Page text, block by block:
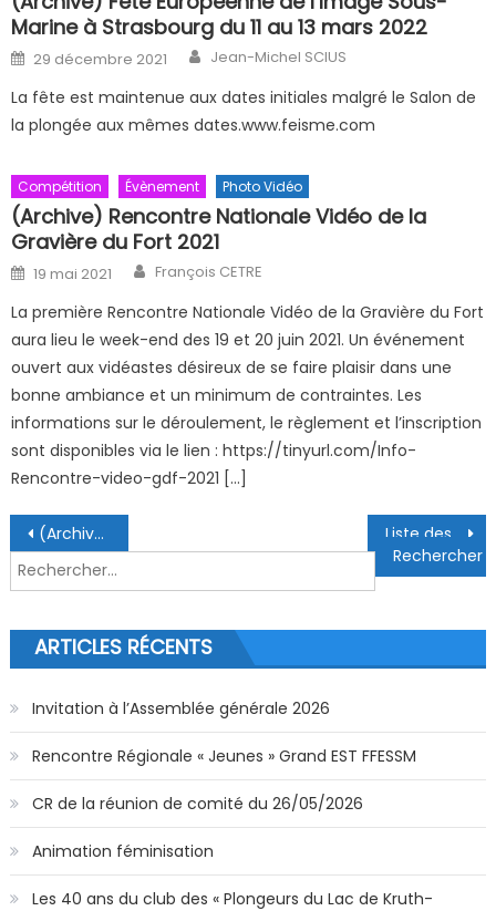
Marine à Strasbourg du 11 au 13 mars 2022
Posted on
29 décembre 2021 Author
Jean-Michel SCIUS
La fête est maintenue aux dates initiales malgré le Salon de
la plongée aux mêmes dates.www.feisme.com
Compétition Évènement Photo Vidéo
(Archive) Rencontre Nationale Vidéo de la
Gravière du Fort 2021
Posted on
19 mai 2021 Author
François CETRE
La première Rencontre Nationale Vidéo de la Gravière du Fort
aura lieu le week-end des 19 et 20 juin 2021. Un événement
ouvert aux vidéastes désireux de se faire plaisir dans une
bonne ambiance et un minimum de contraintes. Les
informations sur le déroulement, le règlement et l’inscription
sont disponibles via le lien : https://tinyurl.com/Info-
Rencontre-video-gdf-2021 […]
Navigation de l’article
(Archive) AG Grand Est le 20 novembre 2022 à Lingolsheim
Rechercher :
ARTICLES RÉCENTS
Invitation à l’Assemblée générale 2026
Rencontre Régionale « Jeunes » Grand EST FFESSM
CR de la réunion de comité du 26/05/2026
Animation féminisation
Les 40 ans du club des « Plongeurs du Lac de Kruth-